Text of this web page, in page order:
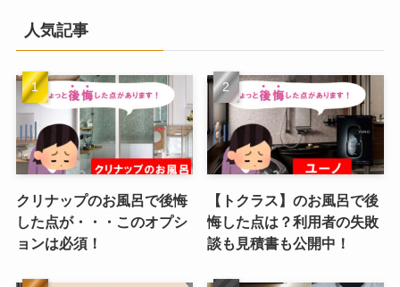
人気記事
クリナップのお風呂で後悔
した点が・・・このオプシ
ョンは必須！
【トクラス】のお風呂で後
悔した点は？利用者の失敗
談も見積書も公開中！